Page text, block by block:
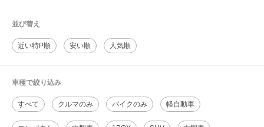
並び替え
近い特P順 安い順 人気順
車種で絞り込み
すべて クルマのみ バイクのみ 軽自動車